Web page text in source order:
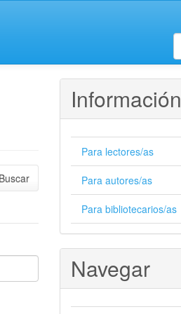
Información
Para lectores/as
Para autores/as
Para bibliotecarios/as
Navegar